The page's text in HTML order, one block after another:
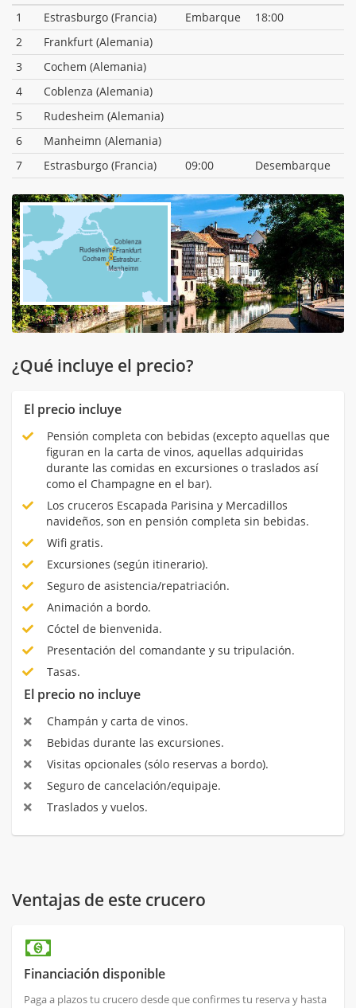
1
Estrasburgo (Francia) Embarque
18:00
2
Frankfurt (Alemania)
3
Cochem (Alemania)
4
Coblenza (Alemania)
5
Rudesheim (Alemania)
6
Manheimn (Alemania)
7
Estrasburgo (Francia) 09:00 Desembarque
¿Qué incluye el precio?
El precio incluye
Pensión completa con bebidas (excepto aquellas que
figuran en la carta de vinos, aquellas adquiridas
durante las comidas en excursiones o traslados así
como el Champagne en el bar).
Los cruceros Escapada Parisina y Mercadillos
navideños, son en pensión completa sin bebidas.
Wifi gratis.
Excursiones (según itinerario).
Seguro de asistencia/repatriación.
Animación a bordo.
Cóctel de bienvenida.
Presentación del comandante y su tripulación.
Tasas.
El precio no incluye
Champán y carta de vinos.
Bebidas durante las excursiones.
Visitas opcionales (sólo reservas a bordo).
Seguro de cancelación/equipaje.
Traslados y vuelos.
Ventajas de este crucero
Financiación disponible
Paga a plazos tu crucero desde que confirmes tu reserva y hasta